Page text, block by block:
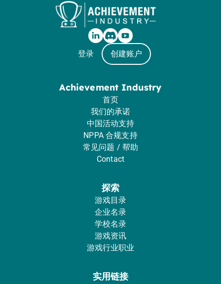
登录 创建账户
Achievement Industry
首页
我们的承诺
中国活动支持
NPPA 合规支持
常见问题 / 帮助
Contact
探索
游戏目录
企业名录
学校名录
游戏资讯
游戏行业职业
实用链接